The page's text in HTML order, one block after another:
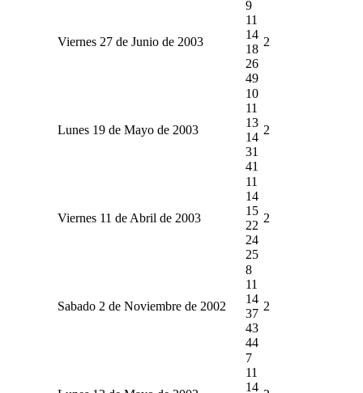
Viernes 27 de Junio de 2003
9
11
14
18
26
49
2
Lunes 19 de Mayo de 2003
10
11
13
14
31
41
2
Viernes 11 de Abril de 2003
11
14
15
22
24
25
2
Sabado 2 de Noviembre de 2002
8
11
14
37
43
44
2
7
11
14